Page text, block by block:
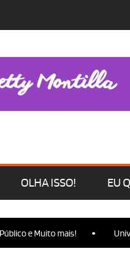
OLHA ISSO! EU
mais! • Universal